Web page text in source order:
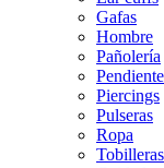
Gafas
Hombre
Pañolería
Piercings
Pulseras
Ropa
Tobilleras